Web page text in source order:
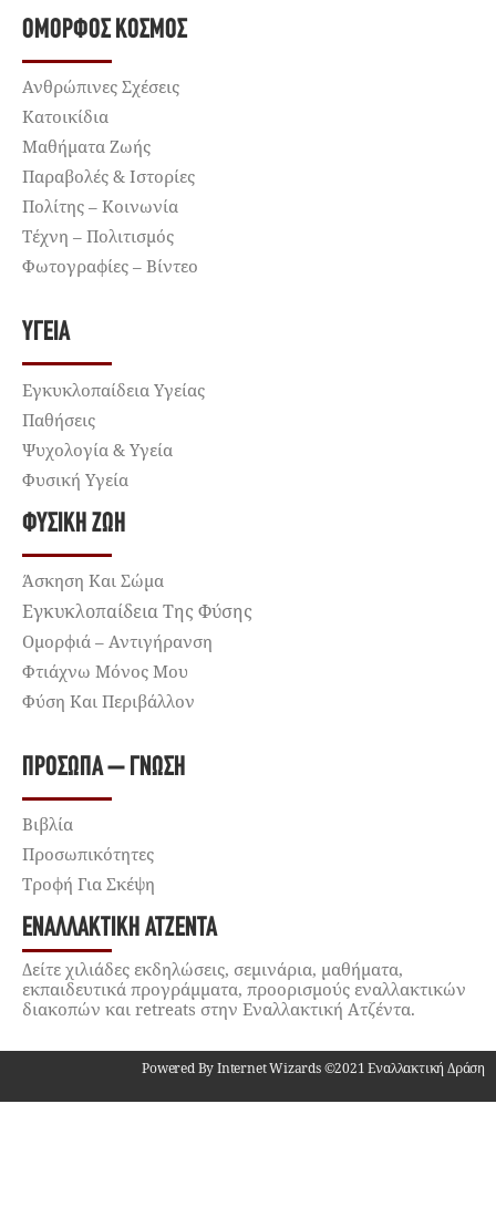
ΌΜΟΡΦΟΣ ΚΌΣΜΟΣ
Ανθρώπινες Σχέσεις
Κατοικίδια
Μαθήματα Ζωής
Παραβολές & Ιστορίες
Πολίτης – Κοινωνία
Τέχνη – Πολιτισμός
Φωτογραφίες – Βίντεο
ΥΓΕΊΑ
Εγκυκλοπαίδεια Υγείας
Παθήσεις
Ψυχολογία & Υγεία
Φυσική Υγεία
ΦΥΣΙΚΉ ΖΩΉ
Άσκηση Και Σώμα
Εγκυκλοπαίδεια Της Φύσης
Ομορφιά – Αντιγήρανση
Φτιάχνω Μόνος Μου
Φύση Και Περιβάλλον
ΠΡΌΣΩΠΑ – ΓΝΏΣΗ
Βιβλία
Προσωπικότητες
Τροφή Για Σκέψη
ΕΝΑΛΛΑΚΤΙΚΉ ΑΤΖΈΝΤΑ
Δείτε χιλιάδες εκδηλώσεις, σεμινάρια, μαθήματα,
εκπαιδευτικά προγράμματα, προορισμούς εναλλακτικών
διακοπών και retreats στην Εναλλακτική Ατζέντα.
Powered By Internet Wizards ©2021 Εναλλακτική Δράση